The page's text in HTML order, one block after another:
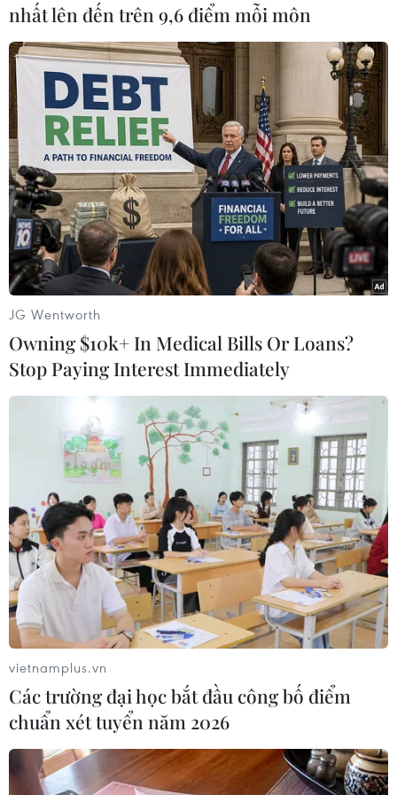
#Võ Quí Huân
#Hội Khoa học lịch sử
#Huân chương độc lập
#Việt kiều Pháp
Theo dõi VietnamPlus
TIN CÙNG CHUYÊN MỤC
Tuổi trẻ Điện Biên tiếp nhận ngọn
đuốc Hành trình “Tôi yêu Tổ quốc
tôi”
09/08/2026 06:56
Đà Nẵng: Cứu sống 2 trong 4 du
khách mất tích tại Mũi Nghê
Điểm chuẩn Đại học Bách khoa Hà
Nội lập đỉnh với 29,54 điểm
nhất lên đến trên 9,6 điểm mỗi môn
JG Wentworth
Owning $10k+ In Medical Bills Or Loans?
Stop Paying Interest Immediately
vietnamplus.vn
Các trường đại học bắt đầu công bố điểm
chuẩn xét tuyển năm 2026